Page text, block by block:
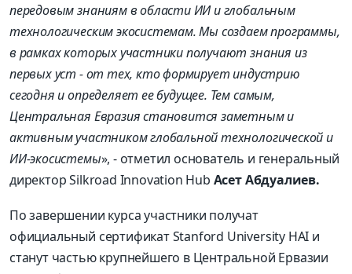
передовым знаниям в области ИИ и глобальным
технологическим экосистемам. Мы создаем программы,
в рамках которых участники получают знания из
первых уст - от тех, кто формирует индустрию
сегодня и определяет ее будущее. Тем самым,
Центральная Евразия становится заметным и
активным участником глобальной технологической и
ИИ-экосистемы», - отметил основатель и генеральный
директор Silkroad Innovation Hub Асет Абдуалиев.
По завершении курса участники получат
официальный сертификат Stanford University HAI и
станут частью крупнейшего в Центральной Ервазии